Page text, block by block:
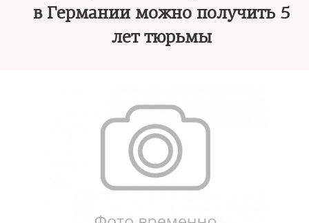
в Германии можно получить 5
лет тюрьмы